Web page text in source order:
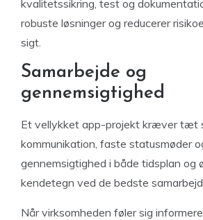
kvalitetssikring, test og
robuste løsninger og reducerer
sigt.
Samarbejde og
gennemsigtighed
Et vellykket app-projekt kræver tæt
kommunikation, faste statusmøder
gennemsigtighed i både tidsplan og
kendetegn ved de bedste
Når virksomheden føler sig